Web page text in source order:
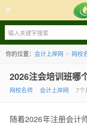
会计上岸网
你的位置： 会计上岸网 > 网校
2026注会培训班哪
网校名师 会计上岸网 7个
随着2026年注册会计